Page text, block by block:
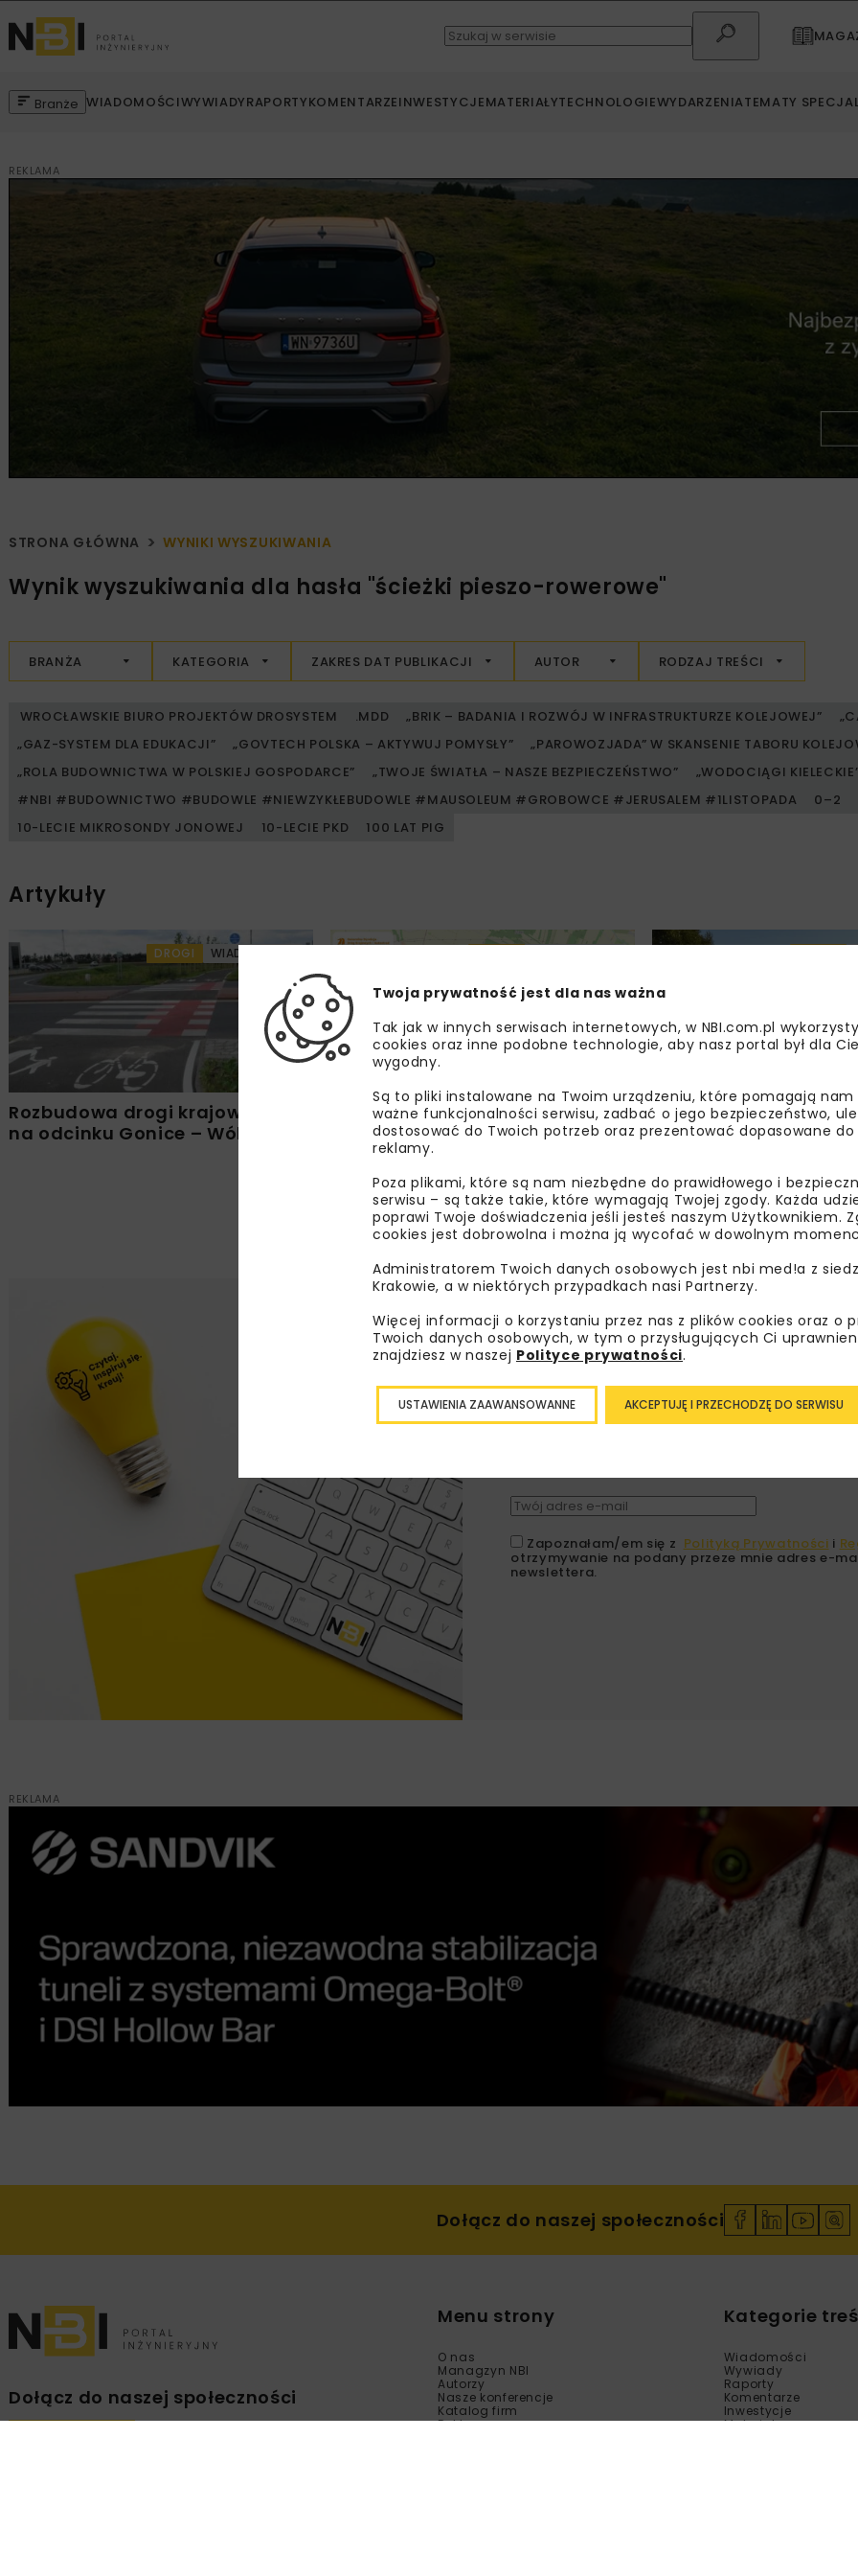
Branże WIADOMOŚCIWYWIADYRAPORTYKOMENTARZEINWESTYCJEMATERIAŁYTECHNOLOGIEWYDARZENIATEMATY
REKLAMA
STRONA GŁÓWNA WYNIKI WYSZUKIWANIA
Wynik wyszukiwania dla hasła "ścieżki pieszo-rowerowe"
BRANŻA KATEGORIA ZAKRES DAT PUBLIKACJI AUTOR RODZAJ TREŚCI
WROCŁAWSKIE BIURO PROJEKTÓW DROSYSTEM .MDD „BRIK – BADANIA I ROZWÓJ W INFRASTRUKTURZE KOLEJOWEJ”
„GAZ-SYSTEM DLA EDUKACJI”
„GOVTECH POLSKA – AKTYWUJ POMYSŁY”
„PAROWOZJADA” W SKANSENIE TABORU
„ROLA BUDOWNICTWA W POLSKIEJ GOSPODARCE”
„TWOJE ŚWIATŁA – NASZE BEZPIECZEŃSTWO”
„WODOCIĄGI
#NBI #BUDOWNICTWO #BUDOWLE #NIEWZYKŁEBUDOWLE #MAUSOLEUM #GROBOWCE #JERUSALEM #1LISTOPADA
0–2
10-LECIE MIKROSONDY JONOWEJ
10-LECIE PKD 100 LAT PIG
Artykuły
DROGI WIADOMOŚCI
Rozbudowa drogi krajowej nr 92
na odcinku Gonice – Wólka
Przetarg na ścieżkę pieszo-
rowerową przy DK72
Powstały nowe
na Podkarpaciu
Lubisz wiedzieć więcej?
Zapisz się do newslettera aby
branżowe, zaproszenia na wydarzenia,
Zapoznałam/em się z Polityką Prywatności i
otrzymywanie na podany przeze mnie adres e-
newslettera.
REKLAMA
Dołącz do naszej społeczności
Dołącz do naszej społeczności
Menu strony
O nas
Managzyn NBI
Autorzy
Nasze konferencje
Katalog firm
Reklama
Kategorie
Wiadomości
Wywiady
Raporty
Komentarze
Inwestycje
Materiały
Twoja prywatność jest dla nas ważna
Tak jak w innych serwisach internetowych, w NBI.com.pl
cookies oraz inne podobne technologie, aby nasz portal był dla
wygodny.
Są to pliki instalowane na Twoim urządzeniu, które pomagają nam
ważne funkcjonalności serwisu, zadbać o jego bezpieczeństwo,
dostosować do Twoich potrzeb oraz prezentować dopasowane
reklamy.
Poza plikami, które są nam niezbędne do prawidłowego i
serwisu – są także takie, które wymagają Twojej zgody. Każda
poprawi Twoje doświadczenia jeśli jesteś naszym Użytkownikiem.
cookies jest dobrowolna i można ją wycofać w dowolnym
Administratorem Twoich danych osobowych jest nbi med!a z
Krakowie, a w niektórych przypadkach nasi Partnerzy.
Więcej informacji o korzystaniu przez nas z plików cookies oraz o
Twoich danych osobowych, w tym o przysługujących Ci
znajdziesz w naszej Polityce prywatności.
AKCEPTUJĘ I PRZECHODZĘ DO SERWISU
USTAWIENIA ZAAWANSOWANNE